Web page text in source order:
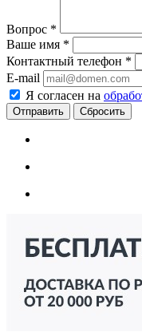
Вопрос *
Ваше имя *
Контактный телефон *
E-mail
Я согласен на
Сбросить